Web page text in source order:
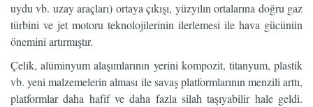
uydu vb. uzay araçları) ortaya çıkışı, yüzyılın ortalarına doğru gaz
türbini ve jet motoru teknolojilerinin ilerlemesi ile hava gücünün
önemini artırmıştır.
Çelik, alüminyum alaşımlarının yerini kompozit, titanyum, plastik
vb. yeni malzemelerin alması ile savaş platformlarının menzili arttı,
platformlar daha hafif ve daha fazla silah taşıyabilir hale geldi.